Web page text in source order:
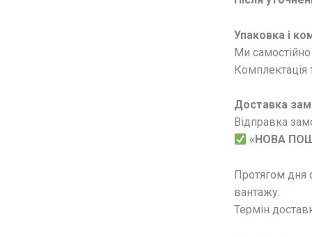
Упаковка і
Ми
Комплектація
Доставка
Відправка
«НОВА
Протягом дня
вантажу.
Термін